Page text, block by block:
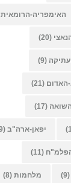
האימפריה-הרומאית
(20)
(9)
האדום (21)
השואה (17)
יפאן-ארה"ב (9)
(11)
(9) מלחמות (8)